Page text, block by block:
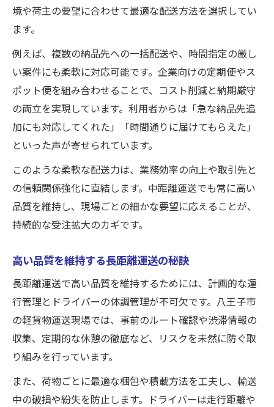
境や荷主の要望に合わせて最適な配送方法を選択してい
ます。
例えば、複数の納品先への一括配送や、時間指定の厳し
い案件にも柔軟に対応可能です。企業向けの定期便やス
ポット便を組み合わせることで、コスト削減と納期厳守
の両立を実現しています。利用者からは「急な納品先追
加にも対応してくれた」「時間通りに届けてもらえた」
といった声が寄せられています。
このような柔軟な配送力は、業務効率の向上や取引先と
の信頼関係強化に直結します。中距離運送でも常に高い
品質を維持し、現場ごとの細かな要望に応えることが、
持続的な受注拡大のカギです。
高い品質を維持する長距離運送の秘訣
長距離運送で高い品質を維持するためには、計画的な運
行管理とドライバーの体調管理が不可欠です。八王子市
の軽貨物運送現場では、事前のルート確認や渋滞情報の
収集、定期的な休憩の徹底など、リスクを未然に防ぐ取
り組みを行っています。
また、荷物ごとに最適な梱包や積載方法を工夫し、輸送
中の破損や紛失を防止します。ドライバーは走行距離や